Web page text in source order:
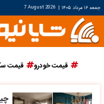
جمعه ۱۶ مرداد ۱۴۰۵ |
7 August 2026
قیمت خودرو قیمت